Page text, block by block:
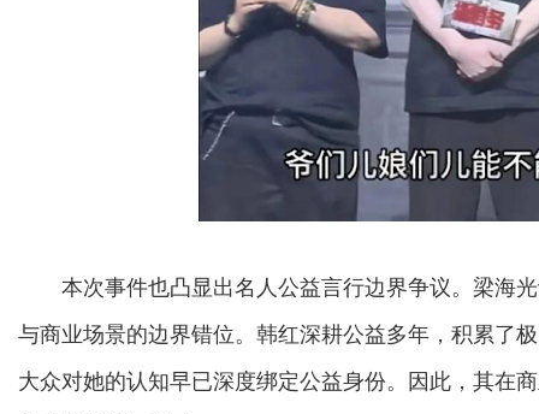
本次事件也凸显出名人公益言行边界争议。梁海光
与商业场景的边界错位。韩红深耕公益多年，积累了
大众对她的认知早已深度绑定公益身份。因此，其在